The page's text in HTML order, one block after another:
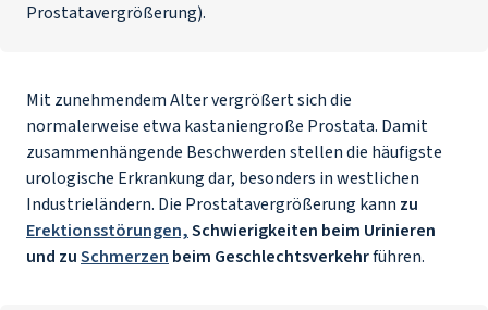
Prostatavergrößerung).
Mit zunehmendem Alter vergrößert sich die
normalerweise etwa kastaniengroße Prostata. Damit
zusammenhängende Beschwerden stellen die häufigste
urologische Erkrankung dar, besonders in westlichen
Industrieländern. Die Prostatavergrößerung kann zu
Erektionsstörungen,Schwierigkeiten beim Urinieren
und zuSchmerzen beim Geschlechtsverkehrführen.